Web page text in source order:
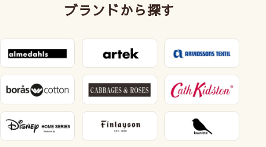
ブランドから探す